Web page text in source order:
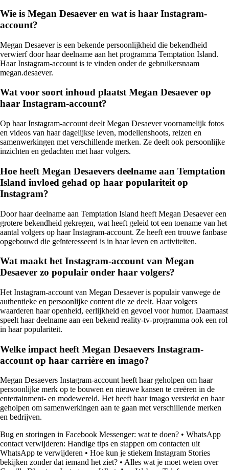
Wie is Megan Desaever en wat is haar Instagram-
account?
Megan Desaever is een bekende persoonlijkheid die bekendheid
verwierf door haar deelname aan het programma Temptation Island.
Haar Instagram-account is te vinden onder de gebruikersnaam
megan.desaever.
Wat voor soort inhoud plaatst Megan Desaever op
haar Instagram-account?
Op haar Instagram-account deelt Megan Desaever voornamelijk fotos
en videos van haar dagelijkse leven, modellenshoots, reizen en
samenwerkingen met verschillende merken. Ze deelt ook persoonlijke
inzichten en gedachten met haar volgers.
Hoe heeft Megan Desaevers deelname aan Temptation
Island invloed gehad op haar populariteit op
Instagram?
Door haar deelname aan Temptation Island heeft Megan Desaever een
grotere bekendheid gekregen, wat heeft geleid tot een toename van het
aantal volgers op haar Instagram-account. Ze heeft een trouwe fanbase
opgebouwd die geïnteresseerd is in haar leven en activiteiten.
Wat maakt het Instagram-account van Megan
Desaever zo populair onder haar volgers?
Het Instagram-account van Megan Desaever is populair vanwege de
authentieke en persoonlijke content die ze deelt. Haar volgers
waarderen haar openheid, eerlijkheid en gevoel voor humor. Daarnaast
speelt haar deelname aan een bekend reality-tv-programma ook een rol
in haar populariteit.
Welke impact heeft Megan Desaevers Instagram-
account op haar carrière en imago?
Megan Desaevers Instagram-account heeft haar geholpen om haar
persoonlijke merk op te bouwen en nieuwe kansen te creëren in de
entertainment- en modewereld. Het heeft haar imago versterkt en haar
geholpen om samenwerkingen aan te gaan met verschillende merken
en bedrijven.
Bug en storingen in Facebook Messenger: wat te doen? • WhatsApp
contact verwijderen: Handige tips en stappen om contacten uit
WhatsApp te verwijderen • Hoe kun je stiekem Instagram Stories
bekijken zonder dat iemand het ziet? • Alles wat je moet weten over